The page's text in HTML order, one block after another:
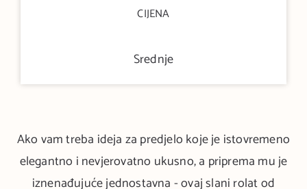
CIJENA
Srednje
Ako vam treba ideja za predjelo koje je istovremeno
elegantno i nevjerovatno ukusno, a priprema mu je
iznenađujuće jednostavna - ovaj slani rolat od